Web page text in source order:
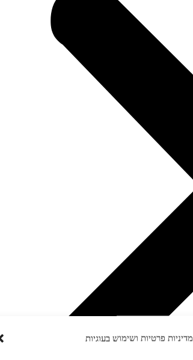
מדיניות פרטיות ושימוש בעוגיות